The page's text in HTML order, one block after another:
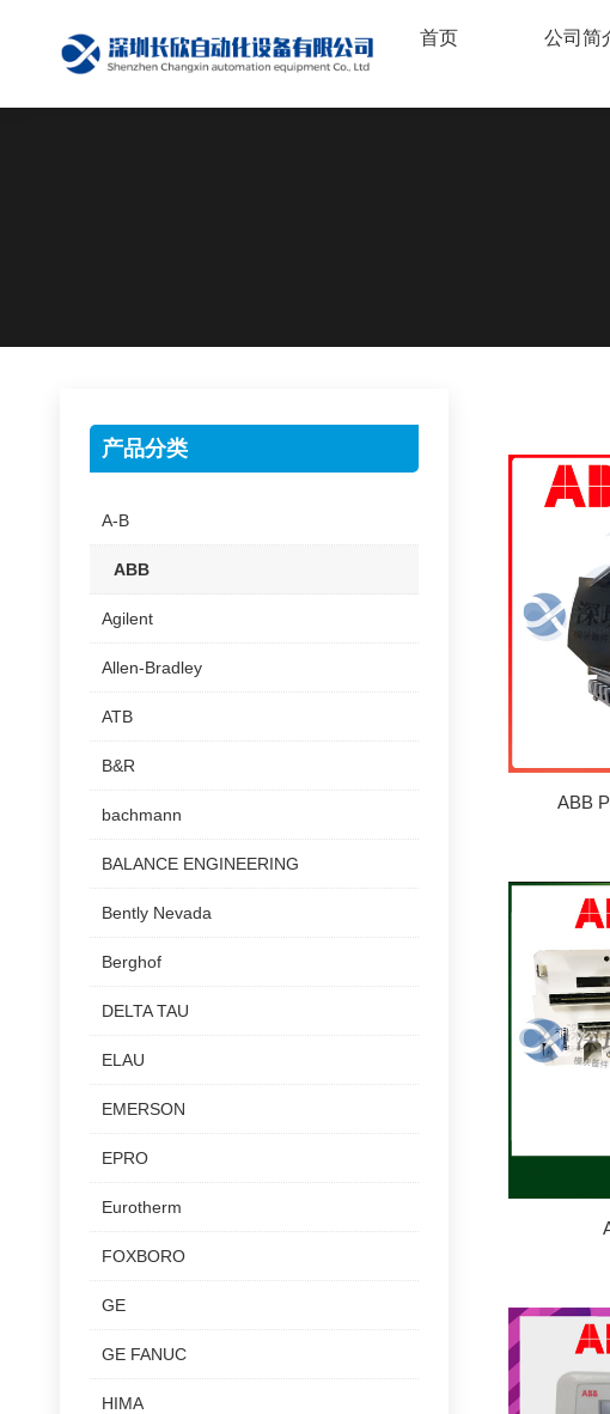
首页 公司简
ABB
产品分类
A-B
ABB
Agilent
Allen-Bradley
ATB
B&R
bachmann
BALANCE ENGINEERING
Bently Nevada
Berghof
DELTA TAU
ELAU
EMERSON
EPRO
Eurotherm
FOXBORO
GE
GE FANUC
HIMA